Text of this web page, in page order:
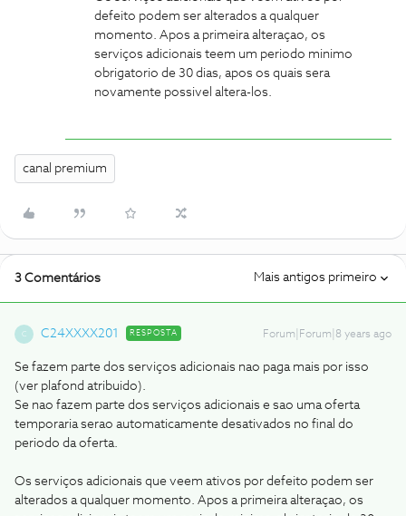
defeito podem ser alterados a qualquer
momento. Apos a primeira alteraçao, os
serviços adicionais teem um periodo minimo
obrigatorio de 30 dias, apos os quais sera
novamente possivel altera-los.
canal premium
3 Comentários Mais antigos primeiro
C C24XXXX201 RESPOSTA Forum|Forum|8 years ago
Se fazem parte dos serviços adicionais nao paga mais por isso
(ver plafond atribuido).
Se nao fazem parte dos serviços adicionais e sao uma oferta
temporaria serao automaticamente desativados no final do
periodo da oferta.
Os serviços adicionais que veem ativos por defeito podem ser
alterados a qualquer momento. Apos a primeira alteraçao, os